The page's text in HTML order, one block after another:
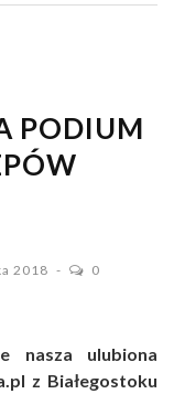
PODIUM
2018 0
nasza ulubiona
z Białegostoku